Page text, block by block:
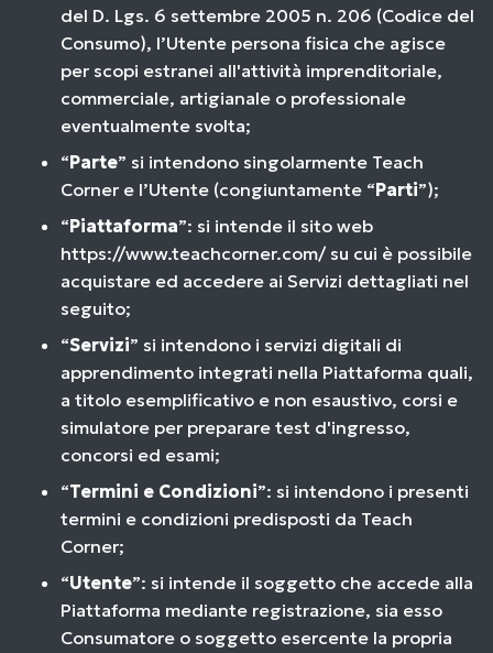
del D. Lgs. 6 settembre 2005 n. 206 (Codice del
Consumo), l’Utente persona fisica che agisce
per scopi estranei all'attività imprenditoriale,
commerciale, artigianale o professionale
eventualmente svolta;
“Parte” si intendono singolarmente Teach
Corner e l’Utente (congiuntamente “Parti”);
“Piattaforma”: si intende il sito web
https://www.teachcorner.com/ su cui è possibile
acquistare ed accedere ai Servizi dettagliati nel
seguito;
“Servizi” si intendono i servizi digitali di
apprendimento integrati nella Piattaforma quali,
a titolo esemplificativo e non esaustivo, corsi e
simulatore per preparare test d'ingresso,
concorsi ed esami;
“Termini e Condizioni”: si intendono i presenti
termini e condizioni predisposti da Teach
Corner;
“Utente”: si intende il soggetto che accede alla
Piattaforma mediante registrazione, sia esso
Consumatore o soggetto esercente la propria